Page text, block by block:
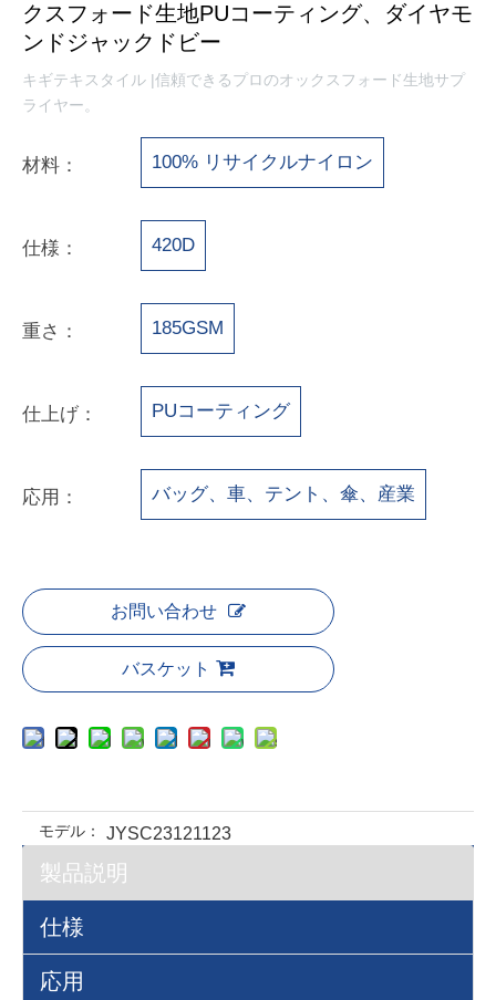
クスフォード生地PUコーティング、ダイヤモ
ンドジャックドビー
キギテキスタイル |信頼できるプロのオックスフォード生地サプ
ライヤー。
材料： 100% リサイクルナイロン
仕様： 420D
重さ： 185GSM
仕上げ： PUコーティング
応用： バッグ、車、テント、傘、産業
お問い合わせ
バスケット
モデル： JYSC23121123
製品説明
仕様
応用